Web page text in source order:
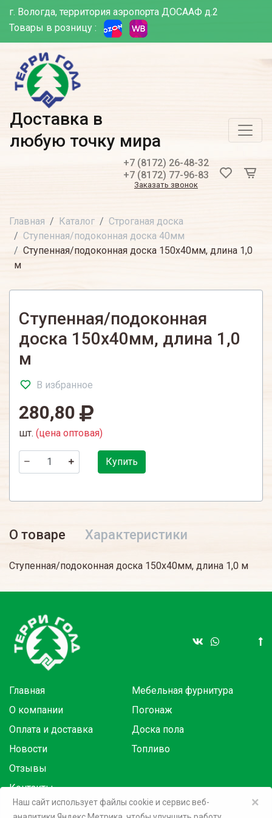
г. Вологда, территория аэропорта ДОСААФ д.2
Товары в розницу :
Доставка в
любую точку мира
+7 (8172) 26-48-32
+7 (8172) 77-96-83
Заказать звонок
Главная Каталог
Строганая доска
Ступенная/подоконная доска 40мм
Ступенная/подоконная доска 150х40мм, длина 1,0
м
Ступенная/подоконная
доска 150х40мм, длина 1,0
м
В избранное
280,80
шт. (цена оптовая)
Купить
О товаре Характеристики
Ступенная/подоконная доска 150х40мм, длина 1,0 м
Главная
О компании
Оплата и доставка
Новости
Отзывы
Контакты
Мебельная фурнитура
Погонаж
Доска пола
Топливо
×
Наш сайт использует файлы cookie и сервис веб-